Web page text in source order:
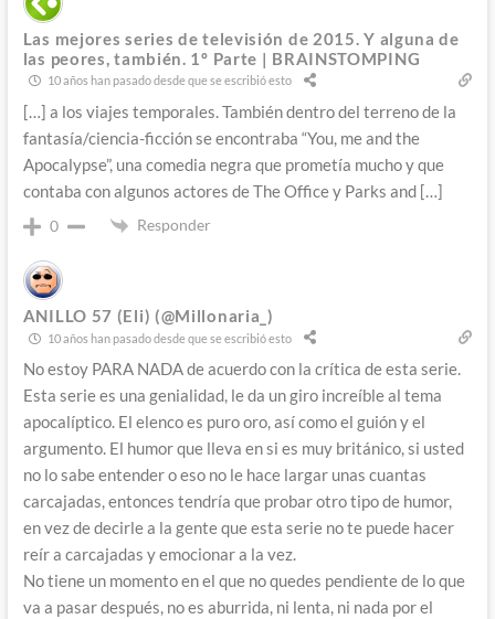
Las mejores series de televisión de 2015. Y alguna de
las peores, también. 1º Parte | BRAINSTOMPING
10 años han pasado desde que se escribió esto
[…] a los viajes temporales. También dentro del terreno de la
fantasía/ciencia-ficción se encontraba “You, me and the
Apocalypse”, una comedia negra que prometía mucho y que
contaba con algunos actores de The Office y Parks and […]
0 Responder
ANILLO 57 (Eli) (@Millonaria_)
10 años han pasado desde que se escribió esto
No estoy PARA NADA de acuerdo con la crítica de esta serie.
Esta serie es una genialidad, le da un giro increíble al tema
apocalíptico. El elenco es puro oro, así como el guión y el
argumento. El humor que lleva en si es muy británico, si usted
no lo sabe entender o eso no le hace largar unas cuantas
carcajadas, entonces tendría que probar otro tipo de humor,
en vez de decirle a la gente que esta serie no te puede hacer
reír a carcajadas y emocionar a la vez.
No tiene un momento en el que no quedes pendiente de lo que
va a pasar después, no es aburrida, ni lenta, ni nada por el